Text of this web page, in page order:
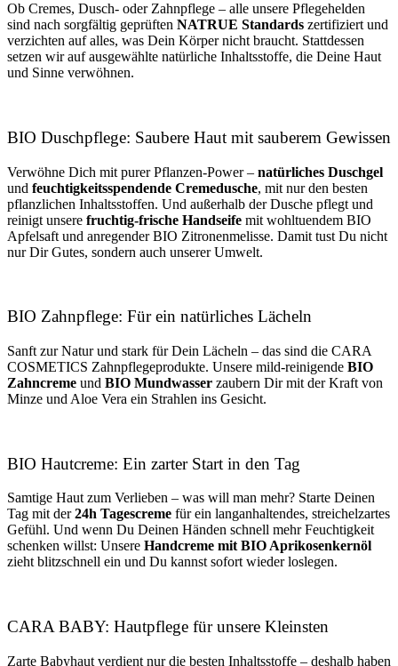
Ob Cremes, Dusch- oder Zahnpflege – alle unsere Pflegehelden
sind nach sorgfältig geprüften NATRUE Standards zertifiziert und
verzichten auf alles, was Dein Körper nicht braucht. Stattdessen
setzen wir auf ausgewählte natürliche Inhaltsstoffe, die Deine Haut
und Sinne verwöhnen.
BIO Duschpflege: Saubere Haut mit sauberem Gewissen
Verwöhne Dich mit purer Pflanzen-Power – natürliches Duschgel
und feuchtigkeitsspendende Cremedusche, mit nur den besten
pflanzlichen Inhaltsstoffen. Und außerhalb der Dusche pflegt und
reinigt unsere fruchtig-frische Handseife mit wohltuendem BIO
Apfelsaft und anregender BIO Zitronenmelisse. Damit tust Du nicht
nur Dir Gutes, sondern auch unserer Umwelt.
BIO Zahnpflege: Für ein natürliches Lächeln
Sanft zur Natur und stark für Dein Lächeln – das sind die CARA
COSMETICS Zahnpflegeprodukte. Unsere mild-reinigende BIO
Zahncreme und BIO Mundwasser zaubern Dir mit der Kraft von
Minze und Aloe Vera ein Strahlen ins Gesicht.
BIO Hautcreme: Ein zarter Start in den Tag
Samtige Haut zum Verlieben – was will man mehr? Starte Deinen
Tag mit der24h Tagescreme für ein langanhaltendes, streichelzartes
Gefühl. Und wenn Du Deinen Händen schnell mehr Feuchtigkeit
schenken willst: Unsere Handcreme mit BIO Aprikosenkernöl
zieht blitzschnell ein und Du kannst sofort wieder loslegen.
CARA BABY: Hautpflege für unsere Kleinsten
Zarte Babyhaut verdient nur die besten Inhaltsstoffe – deshalb haben